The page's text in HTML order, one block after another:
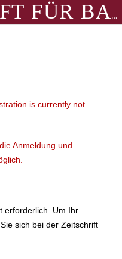
ZEITSCHRIFT FÜR BALKANOLOGIE
is currently not
Anmeldung und
erforderlich. Um Ihr
sich bei der Zeitschrift